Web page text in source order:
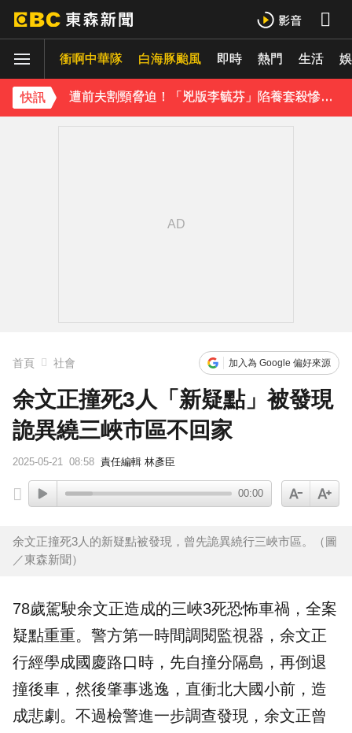
衝啊中華隊 白海豚颱風 即時 熱門 生活
快訊
48歲男星直播突亮刀自殘！「全裸滿身血」警急破門 家屬發聲曝現況
遭前夫割頸脅迫！「兇版李毓芬」陷養套殺慘賠2000萬 2度遇感情詐騙
首頁 社會 加入為 Google 偏好來源
余文正撞死3人「新疑點」被發現
詭異繞三峽市區不回家
2025-05-21 08:58 責任編輯 林彥臣
00:00
余文正撞死3人的新疑點被發現，曾先詭異繞行三峽市區。（圖
／東森新聞）
78歲駕駛余文正造成的三峽3死恐怖車禍，全案
疑點重重。警方第一時間調閱監視器，余文正
行經學成國慶路口時，先自撞分隔島，再倒退
撞後車，然後肇事逃逸，直衝北大國小前，造
成悲劇。不過檢警進一步調查發現，余文正曾